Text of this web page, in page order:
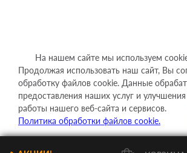
На нашем сайте мы используем
Продолжая использовать наш сайт, Вы
обработку файлов cookie. Данные
предоставления наших услуг и улучшения
работы нашего веб-сайта и сервисов.
Политика обработки файлов cookie.